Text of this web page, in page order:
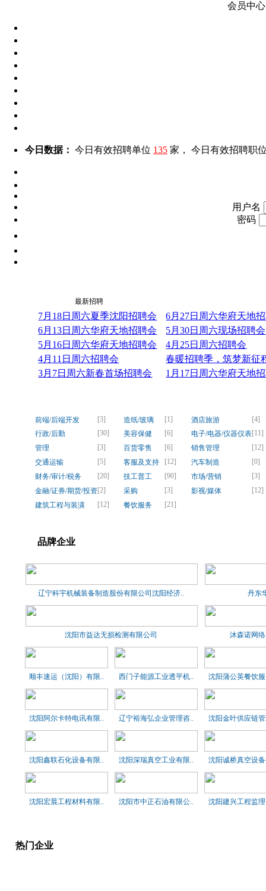
会员中心
今日数据： 今日有效招聘单位 135 家， 今日有效招聘职
用户名
密码
最新招聘
7月18日周六夏季沈阳招聘会
6月27日周六华府天地
6月13日周六华府天地招聘会
5月30日周六现场招聘会
5月16日周六华府天地招聘会
4月25日周六招聘会
4月11日周六招聘会
春暖招聘季，筑梦新征
3月7日周六新春首场招聘会
1月17日周六华府天地
前端/后端开发 [3] 造纸/玻璃 [1] 酒店旅游
[4]
行政/后勤
[30] 美容保健 [6] 电子/电器/仪器仪表[11]
管理
[3] 百货零售 [6] 销售管理
[12]
交通运输
[5] 客服及支持 [12] 汽车制造
[0]
财务/审计/税务
[20] 技工普工 [90] 市场/营销
[3]
金融/证券/期货/投资[2] 采购 [3] 影视/媒体
[12]
建筑工程与装潢
[12] 餐饮服务 [21]
品牌企业
辽宁科宇机械装备制造股份有限公司沈阳经济.. 丹东
沈阳市益达无损检测有限公司 沐森诺网
顺丰速运（沈阳）有限.. 西门子能源工业透平机.. 沈阳蒲公英餐饮
沈阳阿尔卡特电讯有限.. 辽宁裕海弘企业管理咨.. 沈阳金叶供应链
沈阳鑫联石化设备有限.. 沈阳深瑞真空工业有限.. 沈阳诚桥真空设
沈阳宏晨工程材料有限.. 沈阳市中正石油有限公.. 沈阳建兴工程监
热门企业